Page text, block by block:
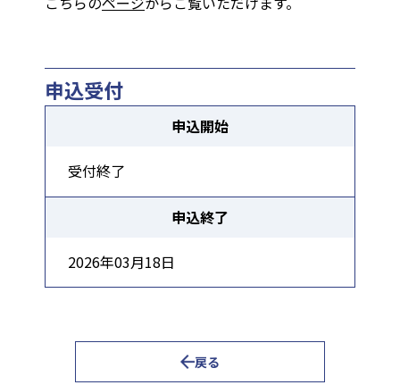
申込受付
申込開始
受付終了
申込終了
2026年03月18日
戻る